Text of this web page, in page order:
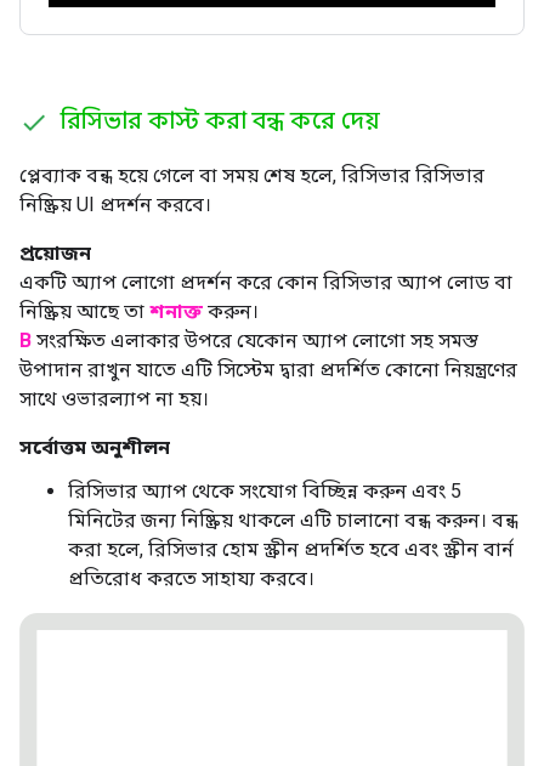
রিসিভার কাস্ট করা বন্ধ করে দেয়
প্লেব্যাক বন্ধ হয়ে গেলে বা সময় শেষ হলে, রিসিভার রিসিভার
নিষ্ক্রিয় UI প্রদর্শন করবে।
প্রয়োজন
একটি অ্যাপ লোগো প্রদর্শন করে কোন রিসিভার অ্যাপ লোড বা
নিষ্ক্রিয় আছে তা শনাক্ত করুন।
B সংরক্ষিত এলাকার উপরে যেকোন অ্যাপ লোগো সহ সমস্ত
উপাদান রাখুন যাতে এটি সিস্টেম দ্বারা প্রদর্শিত কোনো নিয়ন্ত্রণের
সাথে ওভারল্যাপ না হয়।
সর্বোত্তম অনুশীলন
রিসিভার অ্যাপ থেকে সংযোগ বিচ্ছিন্ন করুন এবং 5
মিনিটের জন্য নিষ্ক্রিয় থাকলে এটি চালানো বন্ধ করুন। বন্ধ
করা হলে, রিসিভার হোম স্ক্রীন প্রদর্শিত হবে এবং স্ক্রীন বার্ন
প্রতিরোধ করতে সাহায্য করবে।